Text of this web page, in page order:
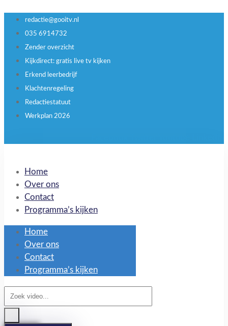
redactie@gooitv.nl
035 6914732
Zender overzicht
Kijkdirect: gratis live tv kijken
Erkend leerbedrijf
Klachtenregeling
Redactiestatuut
Werkplan 2026
Home
Over ons
Contact
Programma’s kijken
Home
Over ons
Contact
Programma’s kijken
Search
...